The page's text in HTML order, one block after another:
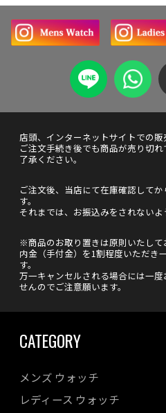
店頭、インターネットサイトでの販
ご注文手続き後でも商品が売り切
了承ください。
ご注文後、当店にて在庫確認して
す。
それまでは、お振込みをされないよ
※商品のお取り置きは原則いたして
内金（手付金）を1割程度いただき
す。
万一キャンセルされる場合には一
せんのでご注意願います。
CATEGORY
メンズ ウォッチ
レディース ウォッチ